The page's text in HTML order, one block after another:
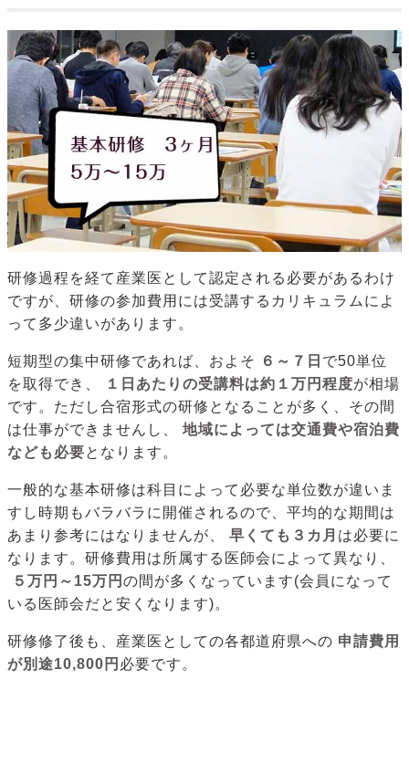
研修過程を経て産業医として認定される必要があるわけ
ですが、研修の参加費用には受講するカリキュラムによ
って多少違いがあります。
短期型の集中研修であれば、およそ ６～７日 で50単位
を取得でき、
１日あたりの受講料は約１万円程度が相場
です。ただし合宿形式の研修となることが多く、その間
は仕事ができませんし、
地域によっては交通費や宿泊費
なども必要となります。
一般的な基本研修は科目によって必要な単位数が違いま
すし時期もバラバラに開催されるので、平均的な期間は
あまり参考にはなりませんが、
早くても３カ月 は必要に
なります。研修費用は所属する医師会によって異なり、
５万円～15万円 の間が多くなっています(会員になって
いる医師会だと安くなります)。
研修修了後も、産業医としての各都道府県への 申請費用
が別途10,800円 必要です。